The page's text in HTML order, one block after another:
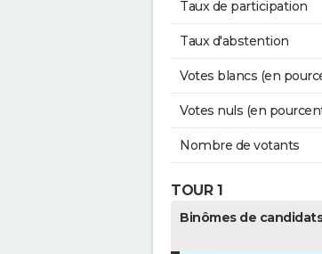
Taux de participation
Taux d'abstention
Votes blancs (en
Votes nuls (en
Nombre de votants
TOUR 1
Binômes de candidats